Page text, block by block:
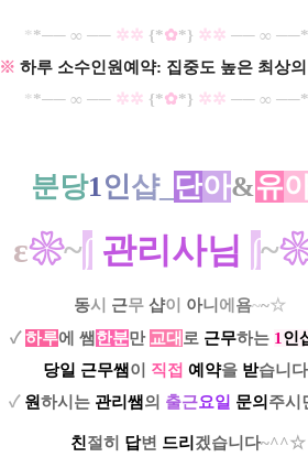
*​*── ∞ ── ✲✲ {*✿*} ✲✲ ── ∞ ──*
※ 하루 소수인원예약: 집중도 높은 최상의
*​*── ∞ ── ✲✲ {*✿*} ✲✲ ── ∞ ──*
분당1인샵_ 단아&유
ε❀~∫​ 관리사님 ∫~
동시 근무 샵이 아니 에 욤~~☆
✓하루에 쌤 한분만 교대 로 근무하는 1 인
당일 근무쌤이 직접 예약을 받습니다
✓원하시는관리쌤의 출근요일 문의 주시
친절히 답변 드리 겠습니다~^^☆